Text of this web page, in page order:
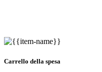
Carrello della spesa